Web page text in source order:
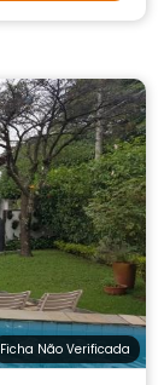
Ficha Não Verificada